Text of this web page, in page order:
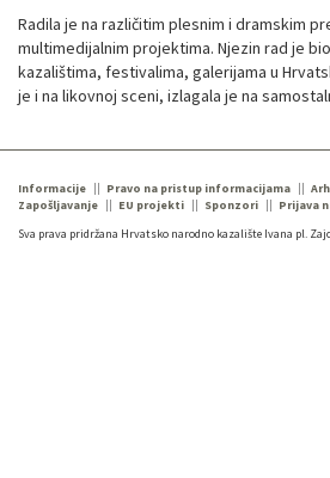
Radila je na različitim plesnim i dramskim
multimedijalnim projektima. Njezin rad je
kazalištima, festivalima, galerijama u
je i na likovnoj sceni, izlagala je na
Informacije Pravo na pristup informacijama
Zapošljavanje
EU projekti Sponzori
Prijava
Sva prava pridržana Hrvatsko narodno kazalište Ivana pl.